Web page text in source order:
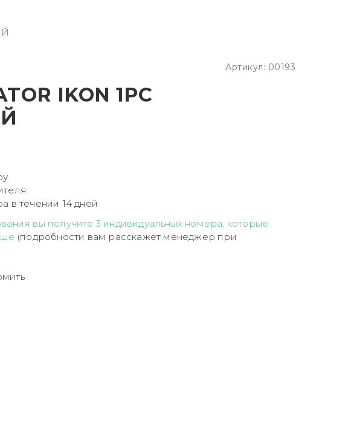
Артикул: 00193
IKON 1PC
в течении 14 дней
вы получите 3 индивидуальных номера, которые
(подробности вам расскажет менеджер при